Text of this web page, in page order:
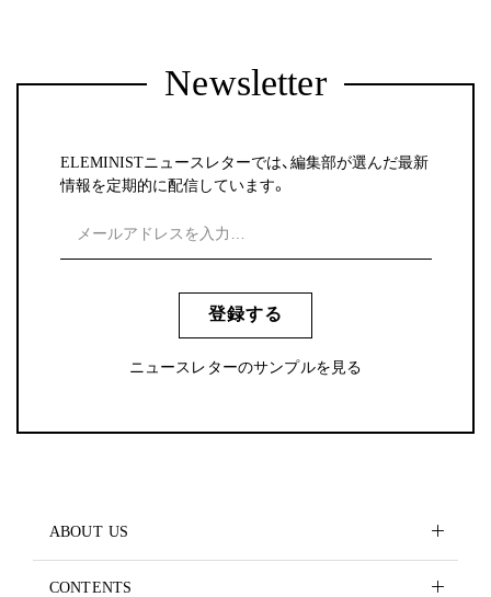
Newsletter
ELEMINISTニュースレターでは、編集部が選んだ最新
情報を定期的に配信しています。
登録する
ニュースレターのサンプルを見る
ABOUT US
CONTENTS